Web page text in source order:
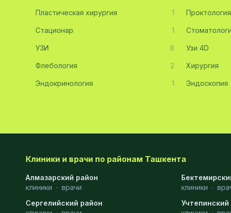
Эмбриология
Акушерство
Ортопедия
Массаж
Репродуктология
Аллергология
Психология
Пластическая хирургия 1 Проктология
Стационар 1
УЗИ 8 Узи 4D
Флебология 2 Хирургия
Эндокринология 1 Эндоскопия
Клиники и врачи по районам Ташкента
Алмазарский район
клиники · врачи
клиники ·
Сергелийский район
Учтепинский